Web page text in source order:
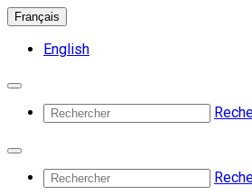
Français
English